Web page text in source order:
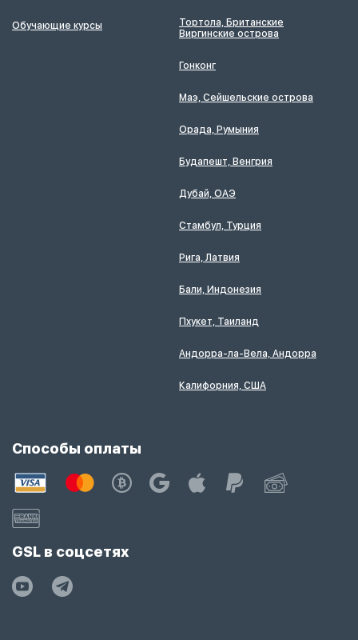
Обучающие курсы
Тортола, Британские
Виргинские острова
Гонконг
Маэ, Сейшельские острова
Орада, Румыния
Будапешт, Венгрия
Дубай, ОАЭ
Стамбул, Турция
Рига, Латвия
Бали, Индонезия
Пхукет, Таиланд
Андорра-ла-Вела, Андорра
Калифорния, США
Способы оплаты
GSL в соцсетях